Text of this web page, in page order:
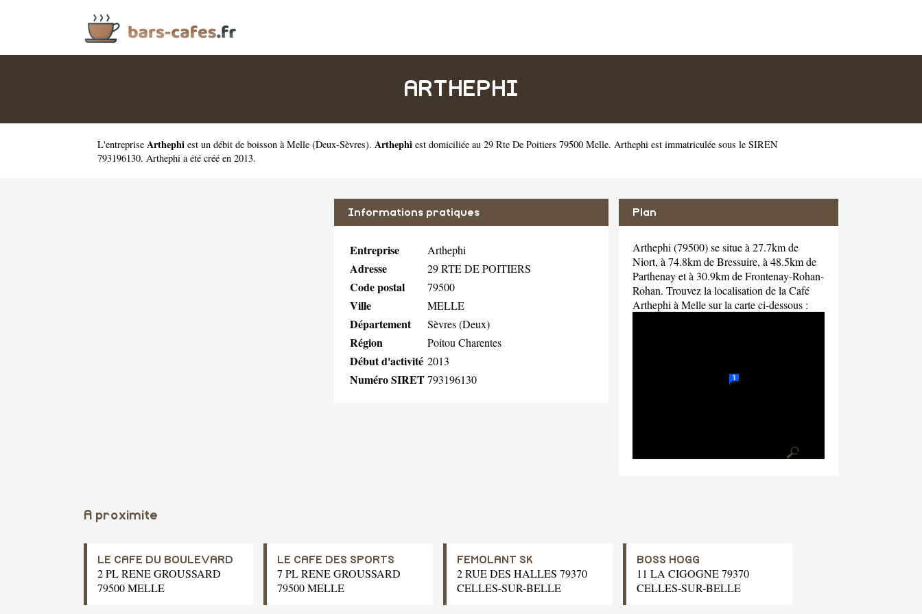
ARTHEPHI
L'entreprise Arthephi est un débit de boisson à Melle (Deux-Sèvres). Arthephi est domiciliée au 29 Rte De Poitiers 79500 Melle. Arthephi est immatriculée sous le SIREN
793196130. Arthephi a été créé en 2013.
Informations pratiques
Entreprise Arthephi
Adresse 29 RTE DE POITIERS
Code postal 79500
Ville MELLE
Département Sèvres (Deux)
Région Poitou Charentes
Début d'activité 2013
Numéro SIRET793196130
Plan
Arthephi (79500) se situe à 27.7km de
Niort, à 74.8km de Bressuire, à 48.5km de
Parthenay et à 30.9km de Frontenay-Rohan-
Rohan. Trouvez la localisation de la Café
Arthephi à Melle sur la carte ci-dessous :
A proximite
LE CAFE DU BOULEVARD
2 PL RENE GROUSSARD
79500 MELLE
LE CAFE DES SPORTS
7 PL RENE GROUSSARD
79500 MELLE
FEMOLANT SK
2 RUE DES HALLES 79370
CELLES-SUR-BELLE
BOSS HOGG
11 LA CIGOGNE 79370
CELLES-SUR-BELLE